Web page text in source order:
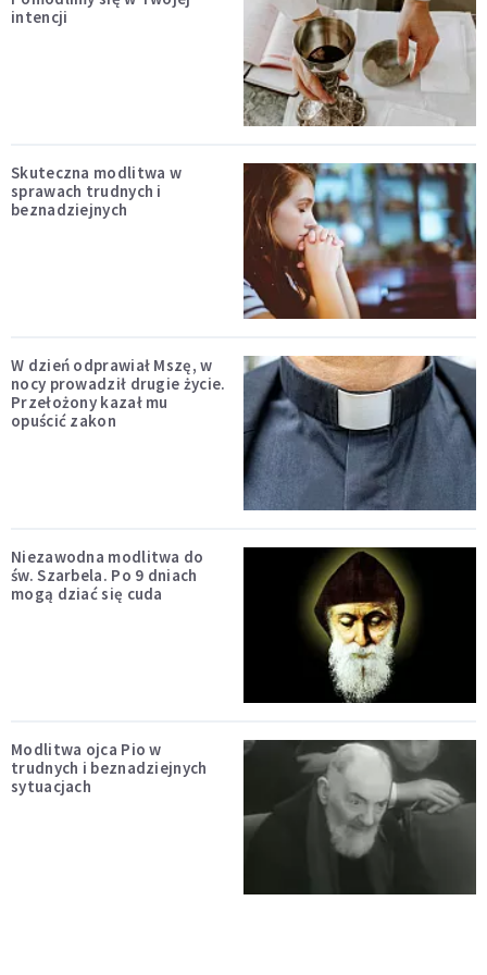
intencji
Skuteczna modlitwa w
sprawach trudnych i
beznadziejnych
W dzień odprawiał Mszę, w
nocy prowadził drugie życie.
Przełożony kazał mu
opuścić zakon
Niezawodna modlitwa do
św. Szarbela. Po 9 dniach
mogą dziać się cuda
Modlitwa ojca Pio w
trudnych i beznadziejnych
sytuacjach